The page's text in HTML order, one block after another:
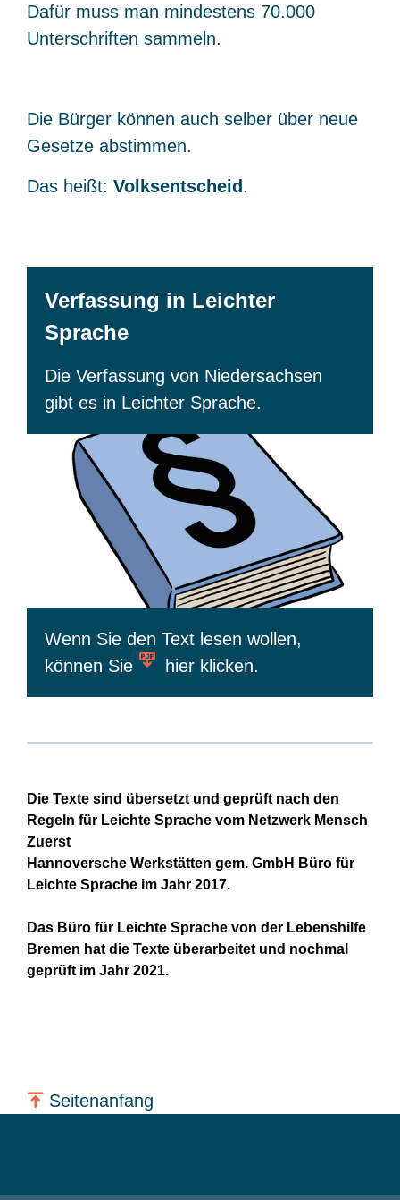
Dafür muss man mindestens 70.000
Unterschriften sammeln.
Die Bürger können auch selber über neue
Gesetze abstimmen.
Das heißt: Volksentscheid.
Verfassung in Leichter
Sprache
Die Verfassung von Niedersachsen
gibt es in Leichter Sprache.
Wenn Sie den Text lesen wollen,
können Sie
hier klicken.
Die Texte sind übersetzt und geprüft nach den
Regeln für Leichte Sprache vom Netzwerk Mensch
Zuerst
Hannoversche Werkstätten gem. GmbH Büro für
Leichte Sprache im Jahr 2017.
Das Büro für Leichte Sprache von der Lebenshilfe
Bremen hat die Texte überarbeitet und nochmal
geprüft im Jahr 2021.
Seitenanfang